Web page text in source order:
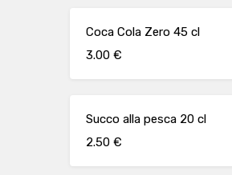
Coca Cola Zero 45 cl
3.00 €
Succo alla pesca 20 cl
2.50 €